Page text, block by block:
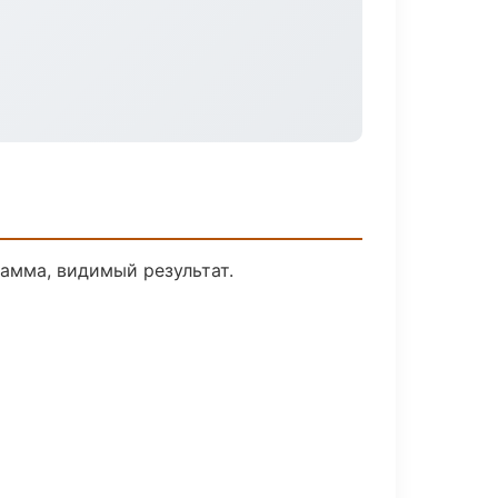
видимый результат.